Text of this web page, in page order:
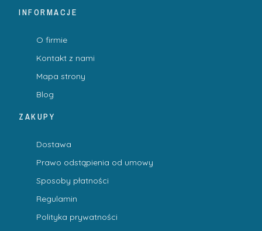
INFORMACJE
O firmie
Kontakt z nami
Mapa strony
Blog
ZAKUPY
Dostawa
Prawo odstąpienia od umowy
Sposoby płatności
Regulamin
Polityka prywatności